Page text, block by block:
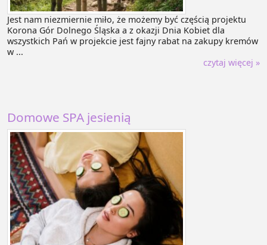
Jest nam niezmiernie miło, że możemy być częścią projektu
Korona Gór Dolnego Śląska a z okazji Dnia Kobiet dla
wszystkich Pań w projekcie jest fajny rabat na zakupy kremów
w ...
czytaj więcej »
Domowe SPA jesienią